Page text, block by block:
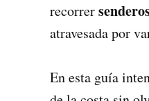
recorrer
atravesada por
En esta guía